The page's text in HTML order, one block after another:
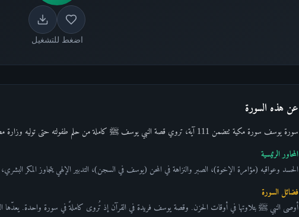
اضغط للتشغيل
عن هذه السورة
سورة يوسف سورة مكية تتضمن 111 آية، تروي قصة النبي يوسف ﷺ كاملة من حلم طفولته حتى توليه وزارة مصر. وسمّاها الله "أحسن القصص" في السورة ذاتها.
المحاور الرئيسية
الحسد وعواقبه (مؤامرة الإخوة)، الصبر والنزاهة في المحن (يوسف في السجن)، التدبير الإلهي يتجاوز المكر
فضائل السورة
أوصى النبي ﷺ بتلاوتها في أوقات الحزن. وقصة يوسف فريدة في القرآن إذ تُروى كاملةً في سورة واحدة. يعدّها